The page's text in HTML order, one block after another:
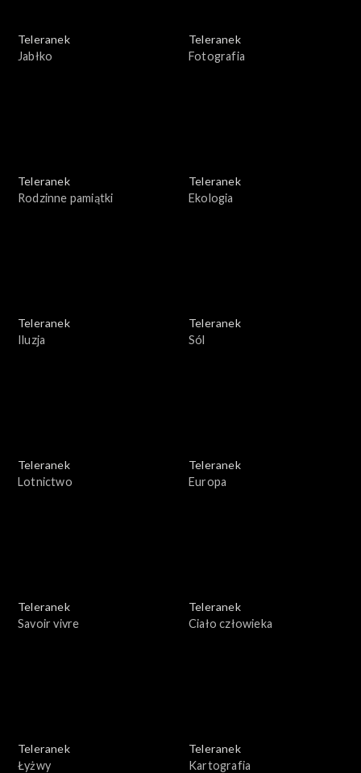
Teleranek
Jabłko
Teleranek
Fotografia
Teleranek
Rodzinne pamiątki
Teleranek
Ekologia
Teleranek
Iluzja
Teleranek
Sól
Teleranek
Lotnictwo
Teleranek
Europa
Teleranek
Savoir vivre
Teleranek
Ciało człowieka
Teleranek
Łyżwy
Teleranek
Kartografia